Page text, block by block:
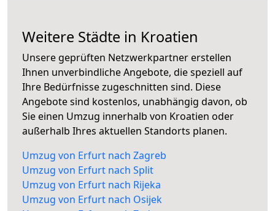
Weitere Städte in Kroatien
Unsere geprüften Netzwerkpartner erstellen
Ihnen unverbindliche Angebote, die speziell auf
Ihre Bedürfnisse zugeschnitten sind. Diese
Angebote sind kostenlos, unabhängig davon, ob
Sie einen Umzug innerhalb von Kroatien oder
außerhalb Ihres aktuellen Standorts planen.
Umzug von Erfurt nach Zagreb
Umzug von Erfurt nach Split
Umzug von Erfurt nach Rijeka
Umzug von Erfurt nach Osijek